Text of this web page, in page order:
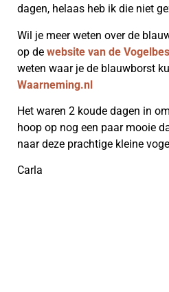
dagen, helaas heb ik die niet
Wil je meer weten over de
op de website van de
weten waar je de blauwborst
Waarneming.nl
Het waren 2 koude dagen in
hoop op nog een paar mooie
naar deze prachtige kleine
Carla